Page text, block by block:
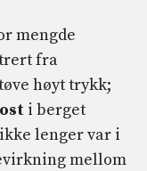
mengde
fra
høyt trykk;
i berget
lenger var i
mellom